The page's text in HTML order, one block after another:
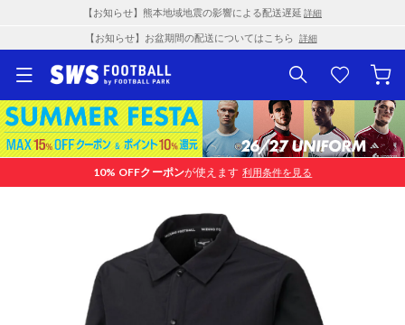
【お知らせ】熊本地域地震の影響による配送遅延 詳細
【お知らせ】お盆期間の配送についてはこちら 詳細
10% OFFクーポンが使えます 利用条件を見る